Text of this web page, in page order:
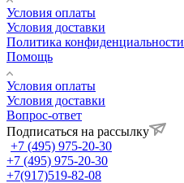
Условия оплаты
Условия доставки
Политика конфиденциальности
Помощь
Условия оплаты
Условия доставки
Вопрос-ответ
Подписаться на рассылку
+7 (495) 975-20-30
+7 (495) 975-20-30
+7(917)519-82-08